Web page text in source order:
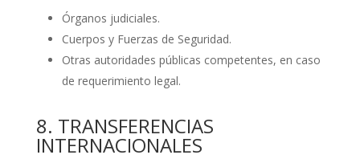
Órganos judiciales.
Cuerpos y Fuerzas de Seguridad.
Otras autoridades públicas competentes, en caso
de requerimiento legal.
8. TRANSFERENCIAS
INTERNACIONALES